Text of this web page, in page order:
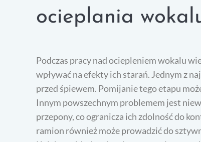
ocieplania
Podczas pracy nad ociepleniem wokalu
wpływać na efekty ich starań. Jednym z
przed śpiewem. Pomijanie tego etapu
Innym powszechnym problemem jest
przepony, co ogranicza ich zdolność do
ramion również może prowadzić do